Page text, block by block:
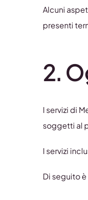
Alcuni
presenti
2.
I servizi di
soggetti al
I servizi
Di seguito